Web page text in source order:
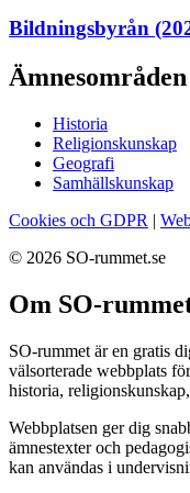
Bildningsbyrån
Ämnesområden
Historia
Religionskunskap
Geografi
Samhällskunskap
Cookies och GDPR |
© 2026 SO-rummet.se
Om SO-
SO-rummet är en gratis
välsorterade webbplats
historia,
Webbplatsen ger dig
ämnestexter och
kan användas i